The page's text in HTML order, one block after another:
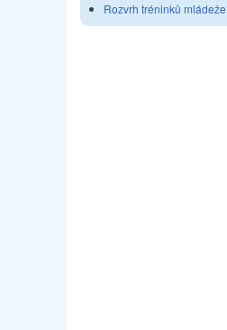
Rozvrh tréninků mládeže